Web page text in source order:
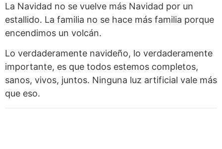
La Navidad no se vuelve más Navidad por un
estallido. La familia no se hace más familia porque
encendimos un volcán.
Lo verdaderamente navideño, lo verdaderamente
importante, es que todos estemos completos,
sanos, vivos, juntos. Ninguna luz artificial vale más
que eso.